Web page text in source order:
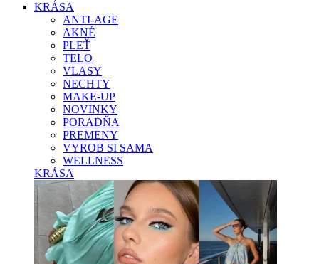
KRÁSA
ANTI-AGE
AKNÉ
PLEŤ
TELO
VLASY
NECHTY
MAKE-UP
NOVINKY
PORADŇA
PREMENY
VYROB SI SAMA
WELLNESS
KRÁSA